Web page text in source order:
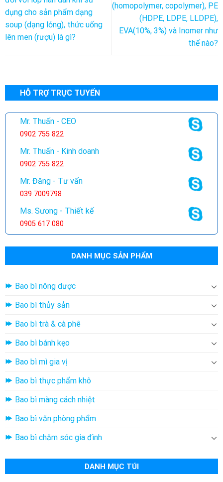
HỖ TRỢ TRỰC TUYẾN
Mr. Thuấn - CEO
0902 755 822
Mr. Thuấn - Kinh doanh
0902 755 822
Mr. Đăng - Tư vấn
039 7009798
Ms. Sương - Thiết kế
0905 617 080
DANH MỤC SẢN PHẨM
Bao bì nông dược
Bao bì thủy sản
Bao bì trà & cà phê
Bao bì bánh kẹo
Bao bì mì gia vị
Bao bì thực phẩm khô
Bao bì màng cách nhiệt
Bao bì văn phòng phẩm
Bao bì chăm sóc gia đình
DANH MỤC TÚI
dụng cho sản phẩm dạng
soup (dạng lỏng), thức uống
lên men (rượu) là gì?
(homopolymer, copolymer), PE
(HDPE, LDPE, LLDPE),
EVA(10%, 3%) và Inomer như
thế nào?